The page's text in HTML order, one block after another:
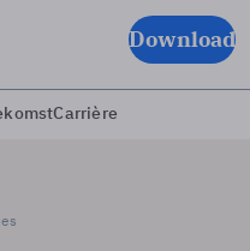
Download
Carrière